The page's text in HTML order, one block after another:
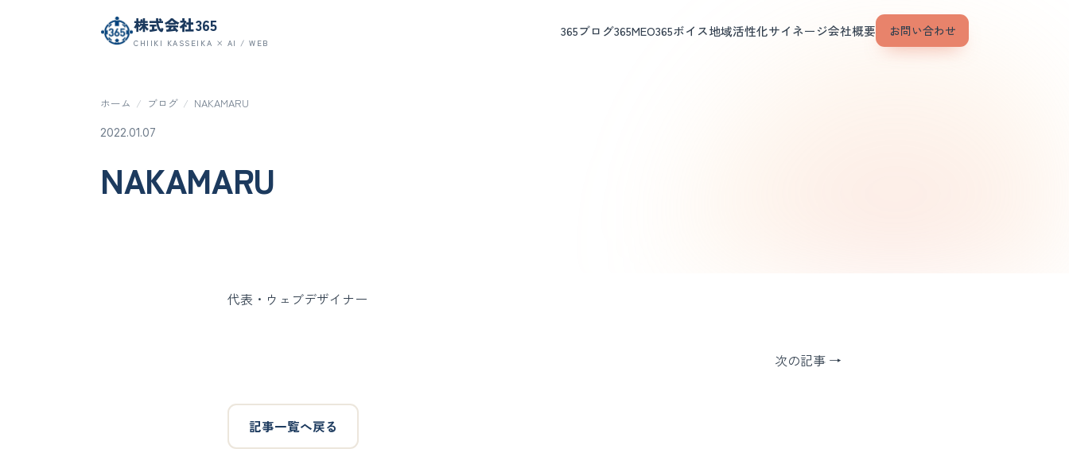
株式会社365
CHIIKI KASSEIKA × AI / WEB
365ブログ365MEO365ボイス地域活性化サイネージ会社概要 お問い合わせ
ホーム / ブログ / NAKAMARU
2022.01.07
NAKAMARU
代表・ウェブデザイナー
次の記事 →
記事一覧へ戻る